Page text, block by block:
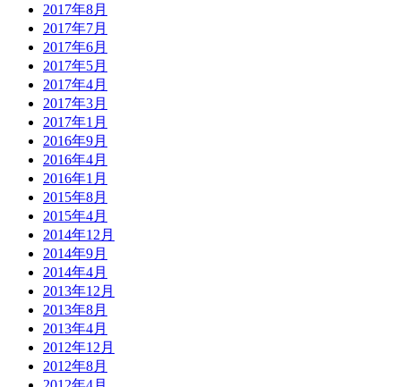
2017年8月
2017年7月
2017年6月
2017年5月
2017年4月
2017年3月
2017年1月
2016年9月
2016年4月
2016年1月
2015年8月
2015年4月
2014年12月
2014年9月
2014年4月
2013年12月
2013年8月
2013年4月
2012年12月
2012年8月